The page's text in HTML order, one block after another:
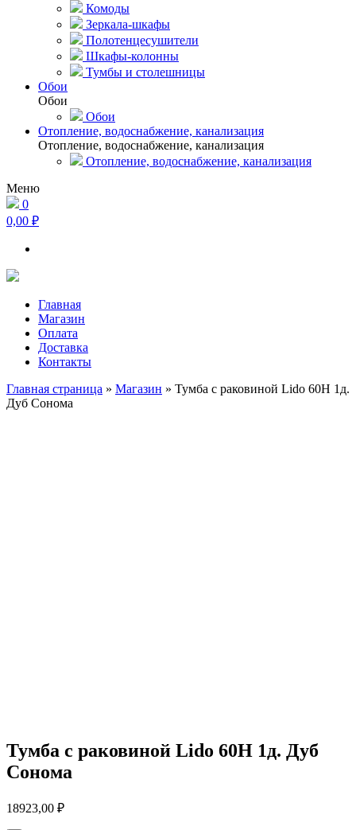
Комоды
Зеркала-шкафы
Полотенцесушители
Шкафы-колонны
Тумбы и столешницы
Обои
Обои
Обои
Отопление, водоснабжение, канализация
Отопление, водоснабжение, канализация
Отопление, водоснабжение, канализация
Меню
0
0,00 ₽
Главная
Магазин
Оплата
Доставка
Контакты
Главная страница » Магазин » Тумба с раковиной Lido 60Н 1д.
Дуб Сонома
Тумба с раковиной Lido 60Н 1д. Дуб
Сонома
18923,00 ₽